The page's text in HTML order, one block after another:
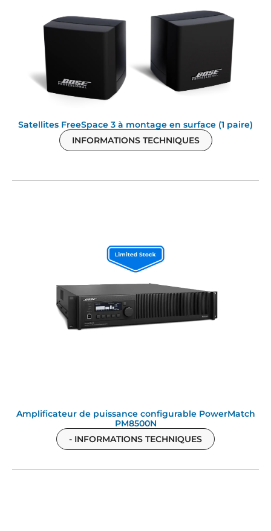
Satellites FreeSpace 3 à montage en surface (1 paire)
INFORMATIONS TECHNIQUES
Amplificateur de puissance configurable PowerMatch
PM8500N
- INFORMATIONS TECHNIQUES